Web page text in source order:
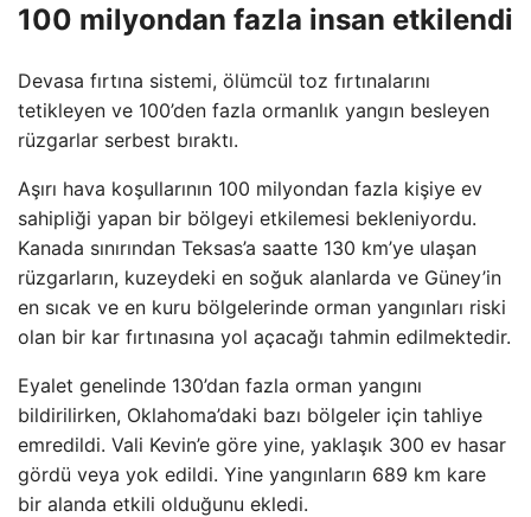
100 milyondan fazla insan etkilendi
Devasa fırtına sistemi, ölümcül toz fırtınalarını
tetikleyen ve 100’den fazla ormanlık yangın besleyen
rüzgarlar serbest bıraktı.
Aşırı hava koşullarının 100 milyondan fazla kişiye ev
sahipliği yapan bir bölgeyi etkilemesi bekleniyordu.
Kanada sınırından Teksas’a saatte 130 km’ye ulaşan
rüzgarların, kuzeydeki en soğuk alanlarda ve Güney’in
en sıcak ve en kuru bölgelerinde orman yangınları riski
olan bir kar fırtınasına yol açacağı tahmin edilmektedir.
Eyalet genelinde 130’dan fazla orman yangını
bildirilirken, Oklahoma’daki bazı bölgeler için tahliye
emredildi. Vali Kevin’e göre yine, yaklaşık 300 ev hasar
gördü veya yok edildi. Yine yangınların 689 km kare
bir alanda etkili olduğunu ekledi.